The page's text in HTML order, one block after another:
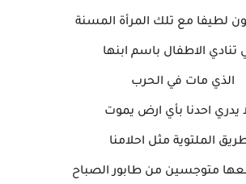
لطيفا مع تلك المرأة المسنة
تنادي الاطفال باسم ابنها
الذي مات في الحرب
يدري احدنا بأي ارض يموت
الملتوية مثل احلامنا
متوجسين من طابور الصباح